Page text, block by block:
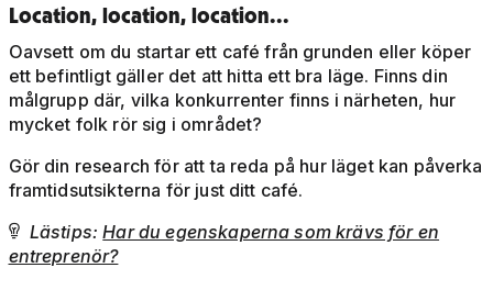
Location, location, location...
Oavsett om du startar ett café från grunden eller köper
ett befintligt gäller det att hitta ett bra läge. Finns din
målgrupp där, vilka konkurrenter finns i närheten, hur
mycket folk rör sig i området?
Gör din research för att ta reda på hur läget kan påverka
framtidsutsikterna för just ditt café.
 Lästips:Har du egenskaperna som krävs för en
entreprenör?